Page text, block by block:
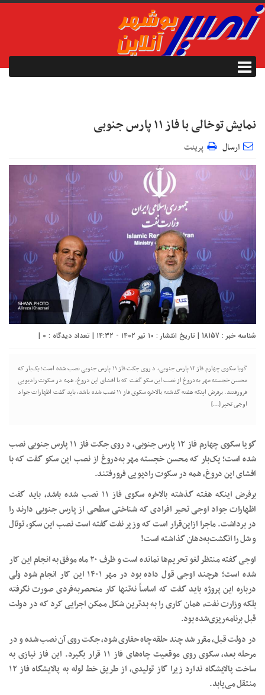
نمایش توخالی با فاز ۱۱ پارس جنوبی
ارسال پرینت
شناسه خبر : 18157 | تاریخ انتشار : ۱۰ تیر ۱۴۰۲ - ۱۴:۳۲ | تعداد دیدگاه : 0
|
گویا سکوی چهارم فاز ۱۲ پارس جنوبی، د روی جکت فاز ۱۱ پارس جنوبی نصب شده است؛ یک‌بار که
محسن خجسته مهر به‌دروغ از نصب این سکو گفت که با افشای این دروغ، همه در سکوت رادیویی
فرورفتند. برفرض اینکه هفته گذشته بالاخره سکوی فاز ۱۱ نصب شده باشد، باید گفت اظهارات جواد
اوجی تحیر […]
گویا سکوی چهارم فاز ۱۲ پارس جنوبی، د روی جکت فاز ۱۱ پارس جنوبی نصب
شده است؛ یک‌بار که محسن خجسته مهر به‌دروغ از نصب این سکو گفت که با
افشای این دروغ، همه در سکوت رادیویی فرورفتند.
برفرض اینکه هفته گذشته بالاخره سکوی فاز ۱۱ نصب شده باشد، باید گفت
اظهارات جواد اوجی تحیر افرادی که شناختی سطحی از پارس جنوبی دارند را
در برداشت. ماجرا ازاین‌قرار است که وزیر نفت گفته است نصب این سکو، توتال
و شل را انگشت‌به‌دهان گذاشته است!
اوجی گفته منتظر لغو تحریم‌ها نمانده است و ظرف ۲۰ ماه موفق به انجام این کار
شده است؛ هرچند اوجی قول داده بود در مهر ۱۴۰۱ این کار انجام شود ولی
درباره این پروژه باید گفت که اساساً نه‌تنها کار منحصربه‌فردی صورت نگرفته
بلکه وزارت نفت، همان کاری را به بدترین شکل ممکن اجرایی کرد که در دولت
قبل برنامه‌ریزی‌شده بود.
در دولت قبل، مقرر شد چند حلقه چاه حفاری شود، جکت روی آن نصب شده و در
مرحله بعد، سکوی روی موقعیت چاه‌های فاز ۱۱ قرار بگیرد. این فاز نیازی به
ساخت پالایشگاه ندارد زیرا گاز تولیدی، از طریق خط لوله به پالایشگاه فاز ۱۲
منتقل می‌یابد.